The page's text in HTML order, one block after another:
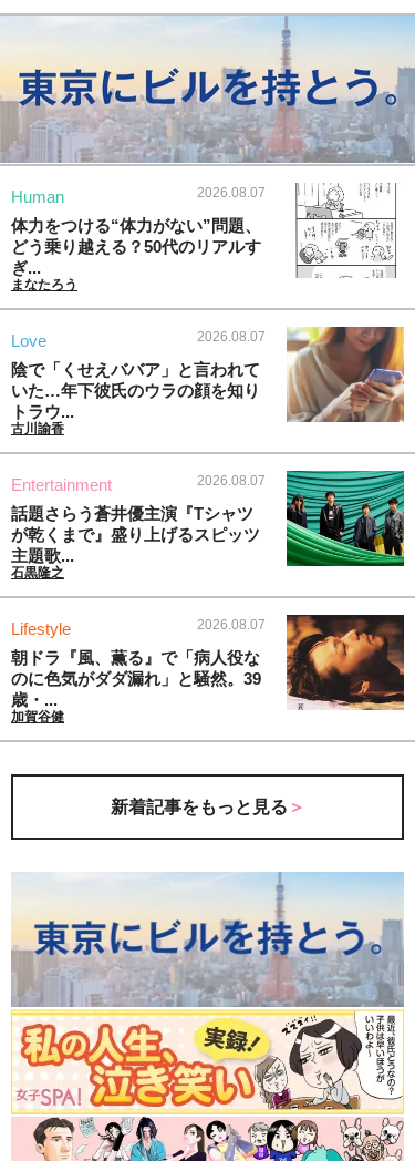
Human 2026.08.07
体力をつける“体力がない”問題、
どう乗り越える？50代のリアルす
ぎ...
まなたろう
Love 2026.08.07
陰で「くせえババア」と言われて
いた…年下彼氏のウラの顔を知り
トラウ...
古川諭香
Entertainment 2026.08.07
話題さらう蒼井優主演『Tシャツ
が乾くまで』盛り上げるスピッツ
主題歌...
石黒隆之
Lifestyle 2026.08.07
朝ドラ『風、薫る』で「病人役な
のに色気がダダ漏れ」と騒然。39
歳・...
加賀谷健
新着記事をもっと見る